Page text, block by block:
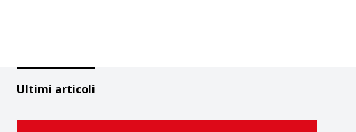
Ultimi articoli